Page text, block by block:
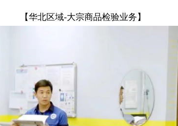
【华北区域-大宗商品检验业务】